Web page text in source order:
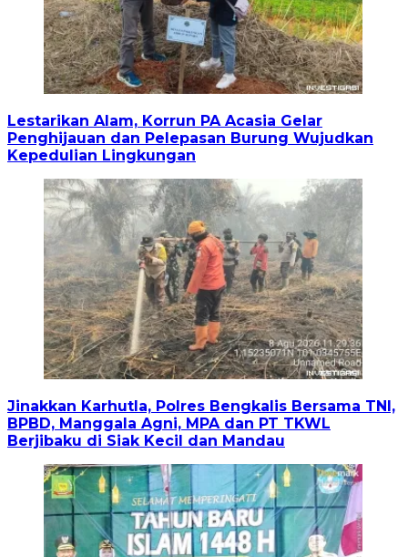
Lestarikan Alam, Korrun PA Acasia Gelar
Penghijauan dan Pelepasan Burung Wujudkan
Kepedulian Lingkungan
Jinakkan Karhutla, Polres Bengkalis Bersama TNI,
BPBD, Manggala Agni, MPA dan PT TKWL
Berjibaku di Siak Kecil dan Mandau